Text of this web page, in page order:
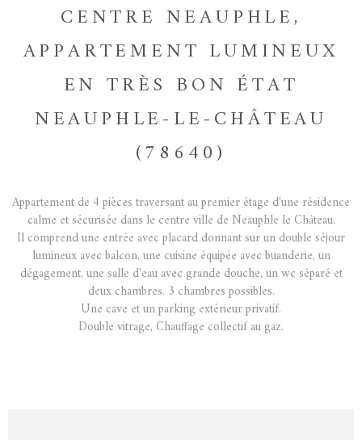
CENTRE NEAUPHLE,
APPARTEMENT LUMINEUX
EN TRÈS BON ÉTAT
NEAUPHLE-LE-CHÂTEAU
(78640)
Appartement de 4 pièces traversant au premier étage d'une résidence
calme et sécurisée dans le centre ville de Neauphle le Château.
Il comprend une entrée avec placard donnant sur un double séjour
lumineux avec balcon, une cuisine équipée avec buanderie, un
dégagement, une salle d'eau avec grande douche, un wc séparé et
deux chambres. 3 chambres possibles.
Une cave et un parking extérieur privatif.
Double vitrage, Chauffage collectif au gaz.